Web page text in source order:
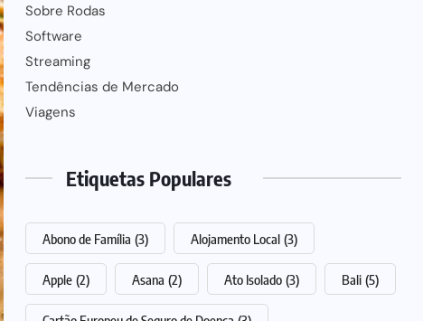
Sobre Rodas
Software
Streaming
Tendências de Mercado
Viagens
Etiquetas Populares
Abono de Família (3) Alojamento Local (3)
Apple (2) Asana (2) Ato Isolado (3) Bali (5)